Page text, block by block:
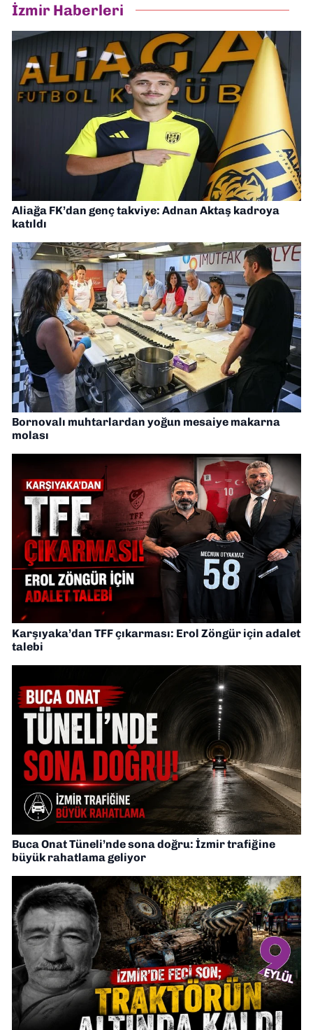
İzmir Haberleri
Aliağa FK’dan genç takviye: Adnan Aktaş kadroya
katıldı
Bornovalı muhtarlardan yoğun mesaiye makarna
molası
Karşıyaka’dan TFF çıkarması: Erol Zöngür için adalet
talebi
Buca Onat Tüneli’nde sona doğru: İzmir trafiğine
büyük rahatlama geliyor